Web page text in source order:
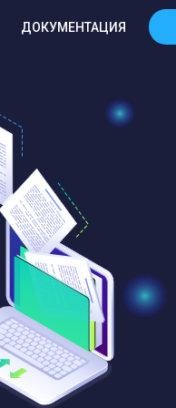
ДОКУМЕНТАЦИЯ